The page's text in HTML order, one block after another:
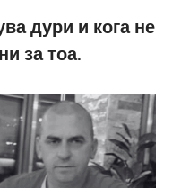
дури и кога не
за тоа.